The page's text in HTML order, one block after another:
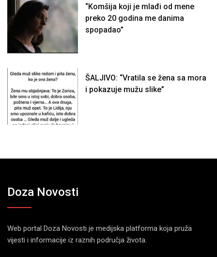
“Komšija koji je mlađi od mene
preko 20 godina me danima
spopadao”
ŠALJIVO: “Vratila se žena sa mora
i pokazuje mužu slike”
Doza Novosti
Web portal Doza Novosti je medijska platforma koja pruža
vijesti i informacije iz raznih područja života.